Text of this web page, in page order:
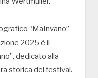
“MaInvano”
2025 è il
dedicato alla
storica del festival.